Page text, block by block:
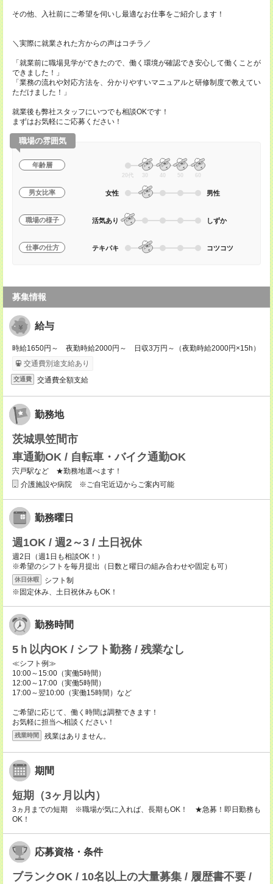
その他、入社前にご希望を伺いし最適なお仕事をご紹介します！
＼実際に就業された方からの声はコチラ／
「就業前に職場見学ができたので、働く環境が確認でき安心して働くことが
できました！」
「業務の流れや対応方法を、分かりやすいマニュアルと研修制度で教えてい
ただけました！」
就業後も弊社スタッフにいつでも相談OKです！
まずはお気軽にご応募ください！
職場の雰囲気
年齢層
20代 30 40 50 60
男女比率 女性 男性
職場の様子 活気あり しずか
仕事の仕方 テキパキ コツコツ
募集情報
給与
時給1650円～ 夜勤時給2000円～ 日収3万円～（夜勤時給2000円×15h）
交通費別途支給あり
交通費 交通費全額支給
勤務地
茨城県笠間市
車通勤OK / 自転車・バイク通勤OK
宍戸駅など ★勤務地選べます！
介護施設や病院 ※ご自宅近辺からご案内可能
勤務曜日
週1OK / 週2～3 / 土日祝休
週2日（週1日も相談OK！）
※希望のシフトを毎月提出（日数と曜日の組み合わせや固定も可）
休日休暇
シフト制
※固定休み、土日祝休みもOK！
勤務時間
5ｈ以内OK / シフト勤務 / 残業なし
≪シフト例≫
10:00～15:00（実働5時間）
12:00～17:00（実働5時間）
17:00～翌10:00（実働15時間）など
ご希望に応じて、働く時間は調整できます！
お気軽に担当へ相談ください！
残業時間 残業はありません。
期間
短期（3ヶ月以内）
3ヵ月までの短期 ※職場が気に入れば、長期もOK！ ★急募！即日勤務も
OK！
応募資格・条件
ブランクOK / 10名以上の大量募集 / 履歴書不要 /